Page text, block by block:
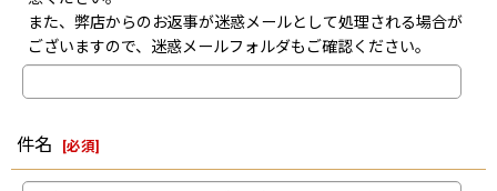
また、弊店からのお返事が迷惑メールとして処理される場合が
ございますので、迷惑メールフォルダもご確認ください。
件名 [必須]